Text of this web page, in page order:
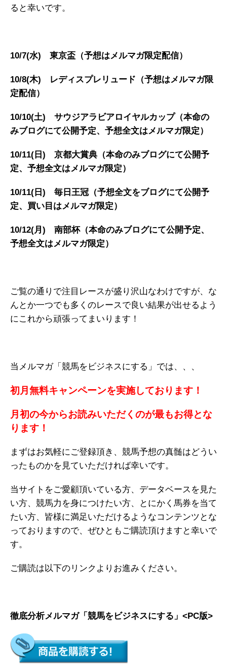
ると幸いです。
10/7(水) 東京盃（予想はメルマガ限定配信）
10/8(木) レディスプレリュード（予想はメルマガ限
定配信）
10/10(土) サウジアラビアロイヤルカップ（本命の
みブログにて公開予定、予想全文はメルマガ限定）
10/11(日) 京都大賞典（本命のみブログにて公開予
定、予想全文はメルマガ限定）
10/11(日) 毎日王冠（予想全文をブログにて公開予
定、買い目はメルマガ限定）
10/12(月) 南部杯（本命のみブログにて公開予定、
予想全文はメルマガ限定）
ご覧の通りで注目レースが盛り沢山なわけですが、な
んとか一つでも多くのレースで良い結果が出せるよう
にこれから頑張ってまいります！
当メルマガ「競馬をビジネスにする」では、、、
初月無料キャンペーンを実施しております！
月初の今からお読みいただくのが最もお得とな
ります！
まずはお気軽にご登録頂き、競馬予想の真髄はどうい
ったものかを見ていただければ幸いです。
当サイトをご愛顧頂いている方、データベースを見た
い方、競馬力を身につけたい方、とにかく馬券を当て
たい方、皆様に満足いただけるようなコンテンツとな
っておりますので、ぜひともご購読頂けますと幸いで
す。
ご購読は以下のリンクよりお進みください。
徹底分析メルマガ「競馬をビジネスにする」<PC版>